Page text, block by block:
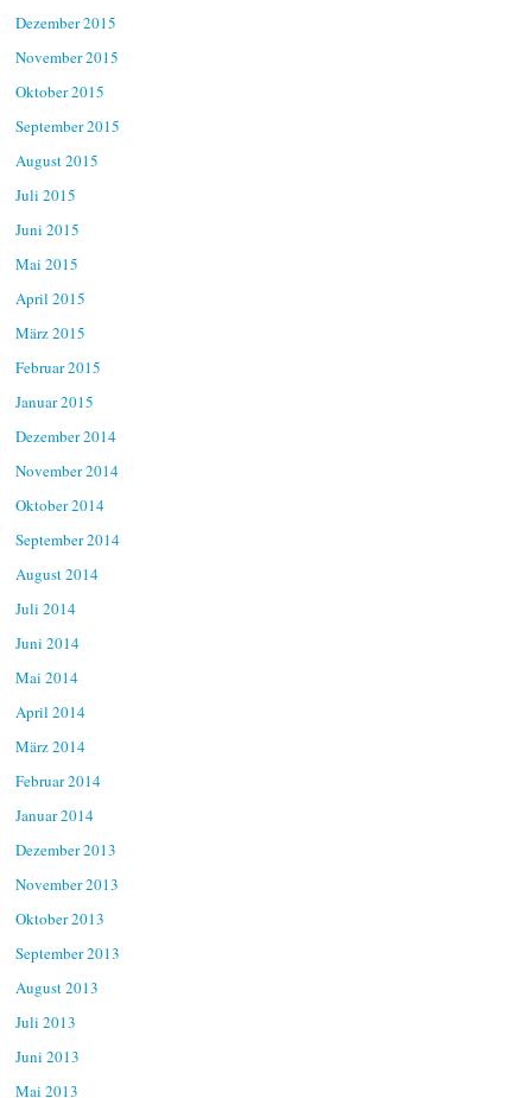
Dezember 2015
November 2015
Oktober 2015
September 2015
August 2015
Juli 2015
Juni 2015
Mai 2015
April 2015
März 2015
Februar 2015
Januar 2015
Dezember 2014
November 2014
Oktober 2014
September 2014
August 2014
Juli 2014
Juni 2014
Mai 2014
April 2014
März 2014
Februar 2014
Januar 2014
Dezember 2013
November 2013
Oktober 2013
September 2013
August 2013
Juli 2013
Juni 2013
Mai 2013